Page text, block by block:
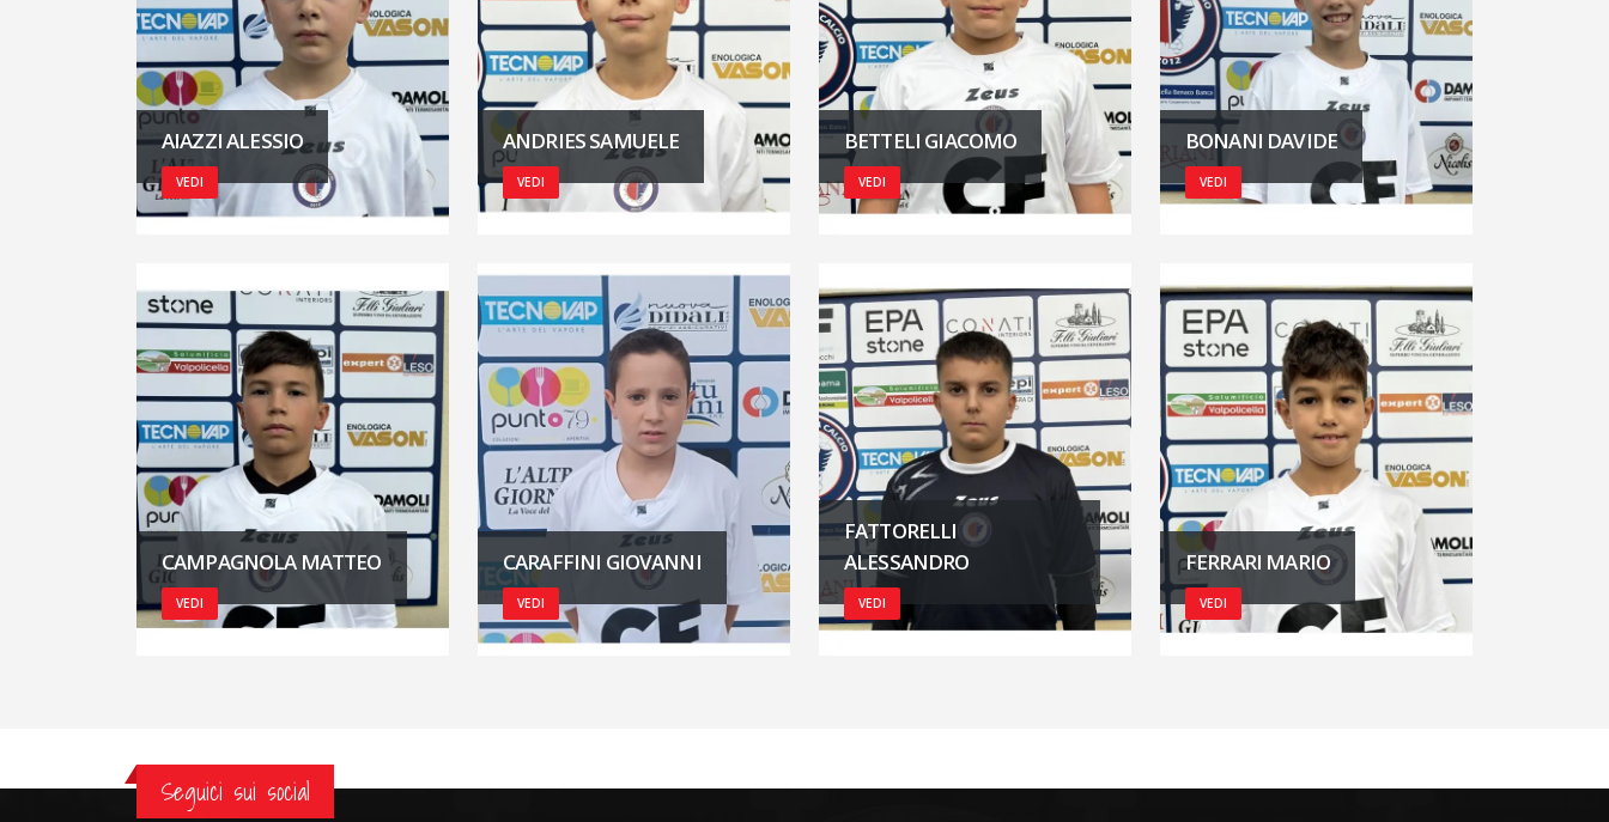
AIAZZI ALESSIO
VEDI
ANDRIES SAMUELE
VEDI
BETTELI GIACOMO
VEDI
BONANI DAVIDE
VEDI
CAMPAGNOLA MATTEO
VEDI
CARAFFINI GIOVANNI
VEDI
FATTORELLI
ALESSANDRO
VEDI
FERRARI MARIO
VEDI
Seguici sui social